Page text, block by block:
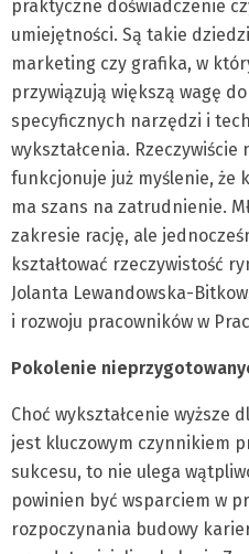
praktyczne doświadczenie
umiejętności. Są takie
marketing czy grafika, w
przywiązują większą wagę
specyficznych narzędzi i
wykształcenia.
funkcjonuje już myślenie, że
ma szans na zatrudnienie.
zakresie rację, ale
kształtować rzeczywistość
Jolanta Lewandowska-
i rozwoju pracowników w
Pokolenie
Choć wykształcenie wyższe
jest kluczowym czynnikiem
sukcesu, to nie ulega
powinien być wsparciem w
rozpoczynania budowy